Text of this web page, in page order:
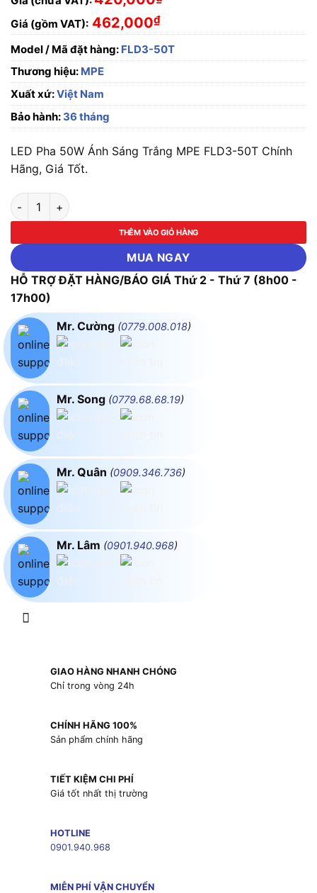
Giá (gồm VAT): 462,000₫
Model / Mã đặt hàng: FLD3-50T
Thương hiệu: MPE
Xuất xứ:Việt Nam
Bảo hành: 36 tháng
LED Pha 50W Ánh Sáng Trắng MPE FLD3-50T Chính
Hãng, Giá Tốt.
LED Pha 50W Ánh Sáng Trắng MPE FLD3-50T số lượng
THÊM VÀO GIỎ HÀNG
MUA NGAY
HỖ TRỢ ĐẶT HÀNG/BÁO GIÁ Thứ 2 - Thứ 7 (8h00 -
17h00)
Mr. Cường (0779.008.018)
Mr. Song (0779.68.68.19)
Mr. Quân (0909.346.736)
Mr. Lâm (0901.940.968)
GIAO HÀNG NHANH CHÓNG
Chỉ trong vòng 24h
CHÍNH HÃNG 100%
Sản phẩm chính hãng
TIẾT KIỆM CHI PHÍ
Giá tốt nhất thị trường
HOTLINE
0901.940.968
MIỄN PHÍ VẬN CHUYỂN